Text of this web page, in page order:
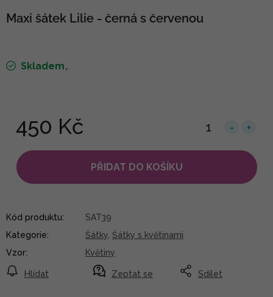
Maxi šátek Lilie - černá s červenou
Skladem
450 Kč
PŘIDAT DO KOŠÍKU
Zeptat se
Hlídat Sdílet
Kód produktu:
SAT39
Kategorie: Šátky Šátky s květinami
Vzor: Květiny